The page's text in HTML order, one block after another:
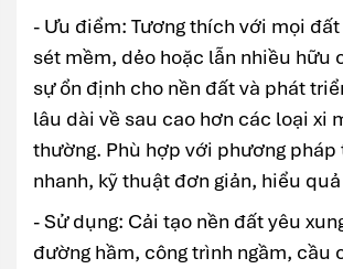
- Ưu điểm: Tương thích với mọi
sét mềm, dẻo hoặc lẫn nhiều hữu
sự ổn định cho nền đất và phát
lâu dài về sau cao hơn các loại xi
thường. Phù hợp với phương pháp
nhanh, kỹ thuật đơn giản, hiểu
- Sử dụng: Cải tạo nền đất yêu
đường hầm, công trình ngầm, cầu